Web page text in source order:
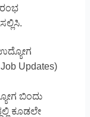
ಉದ್ಯೋಗ
Updates)
ಬಿಂದು
ಕೂಡಲೇ